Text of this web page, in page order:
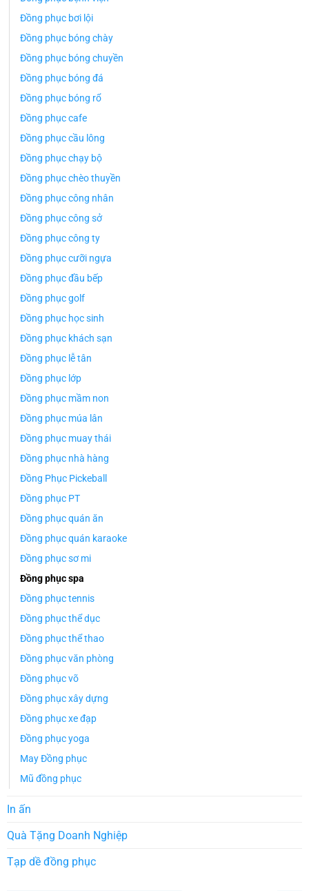
Đồng phục bơi lội
Đồng phục bóng chày
Đồng phục bóng chuyền
Đồng phục bóng đá
Đồng phục bóng rổ
Đồng phục cafe
Đồng phục cầu lông
Đồng phục chạy bộ
Đồng phục chèo thuyền
Đồng phục công nhân
Đồng phục công sở
Đồng phục công ty
Đồng phục cưỡi ngựa
Đồng phục đầu bếp
Đồng phục golf
Đồng phục học sinh
Đồng phục khách sạn
Đồng phục lễ tân
Đồng phục lớp
Đồng phục mầm non
Đồng phục múa lân
Đồng phục muay thái
Đồng phục nhà hàng
Đồng Phục Pickeball
Đồng phục PT
Đồng phục quán ăn
Đồng phục quán karaoke
Đồng phục sơ mi
Đồng phục spa
Đồng phục tennis
Đồng phục thể dục
Đồng phục thể thao
Đồng phục văn phòng
Đồng phục võ
Đồng phục xây dựng
Đồng phục xe đạp
Đồng phục yoga
May Đồng phục
Mũ đồng phục
In ấn
Quà Tặng Doanh Nghiệp
Tạp dề đồng phục